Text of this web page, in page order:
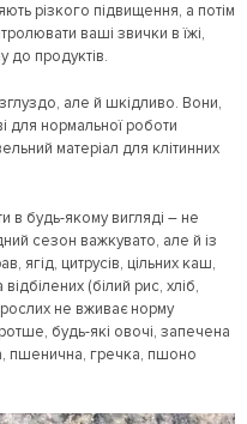
різкого підвищення, а потім
ваші звички в їжі,
до продуктів.
але й шкідливо. Вони,
для нормальної роботи
матеріал для клітинних
в будь-якому вигляді – не
сезон важкувато, але й із
ягід, цитрусів, цільних каш,
(білий рис, хліб,
не вживає норму
будь-які овочі, запечена
пшенична, гречка, пшоно